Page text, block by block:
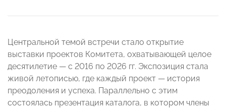
Центральной темой встречи стало открытие
выставки проектов Комитета, охватывающей целое
десятилетие — с 2016 по 2026 гг. Экспозиция стала
живой летописью, где каждый проект — история
преодоления и успеха. Параллельно с этим
состоялась презентация каталога, в котором члены